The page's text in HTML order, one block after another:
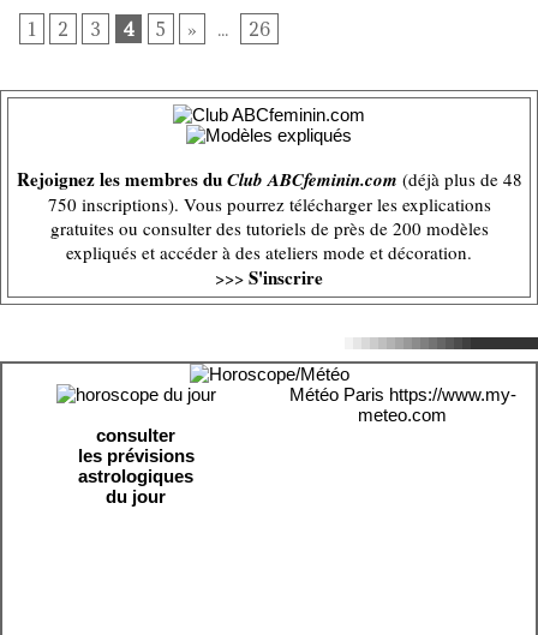
1 2 3 4 5 » ... 26
Rejoignez les membres duClub ABCfeminin.com (déjà plus de 48
750 inscriptions). Vous pourrez télécharger les explications
gratuites ou consulter des tutoriels de près de 200 modèles
expliqués et accéder à des ateliers mode et décoration.
>>> S'inscrire
consulter
les prévisions
astrologiques
du jour
Météo Paris https://www.my-
meteo.com